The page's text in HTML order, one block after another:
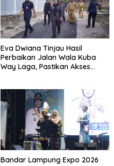
Eva Dwiana Tinjau Hasil
Perbaikan Jalan Wala Kuba
Way Laga, Pastikan Akses
Bandar Lampung Expo 2026